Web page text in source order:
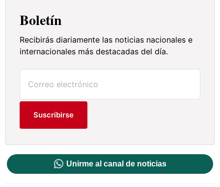
Boletín
Recibirás diariamente las noticias nacionales e
internacionales más destacadas del día.
Suscribirse
Unirme al canal de noticias